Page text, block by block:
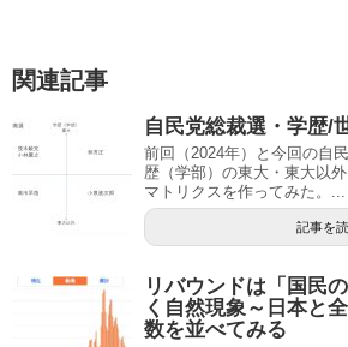
関連記事
自民党総裁選・学歴/
前回（2024年）と今回の自
歴（学部）の東大・東大以
マトリクスを作ってみた。...
記事を
リバウンドは「国民
く自然現象～日本と
数を並べてみる